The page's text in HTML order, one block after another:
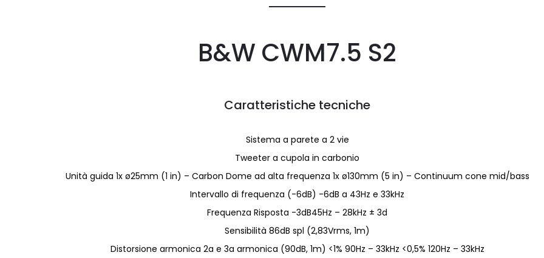
B&W CWM7.5 S2
Caratteristiche tecniche
Sistema a parete a 2 vie
Tweeter a cupola in carbonio
Unità guida 1x ø25mm (1 in) – Carbon Dome ad alta frequenza 1x ø130mm (5 in) – Continuum cone mid/bass
Intervallo di frequenza (-6dB) -6dB a 43Hz e 33kHz
Frequenza Risposta -3dB45Hz – 28kHz ± 3d
Sensibilità 86dB spl (2,83Vrms, 1m)
Distorsione armonica 2a e 3a armonica (90dB, 1m) <1% 90Hz – 33kHz <0,5% 120Hz – 33kHz